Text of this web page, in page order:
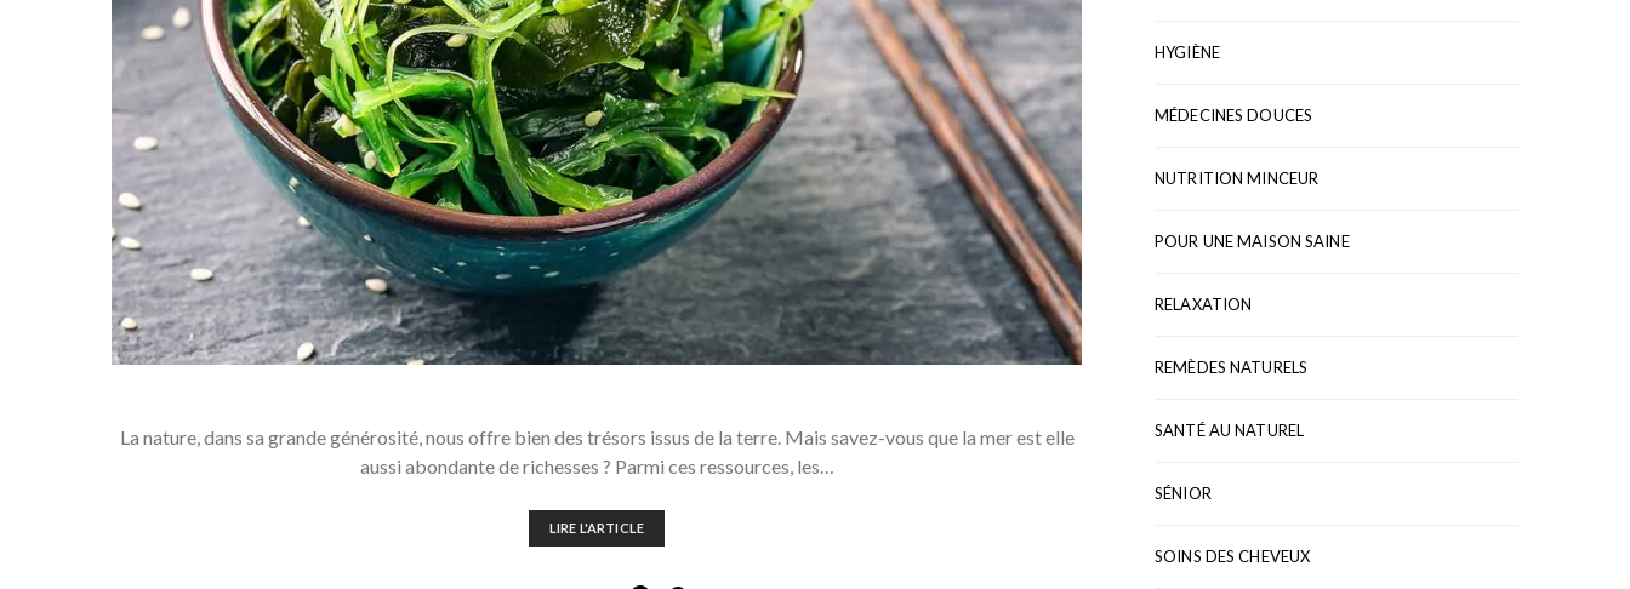
La nature, dans sa grande générosité, nous offre bien des trésors issus de la terre. Mais savez-vous que la mer est elle
aussi abondante de richesses ? Parmi ces ressources, les…
LIRE L'ARTICLE
HYGIÈNE
MÉDECINES DOUCES
NUTRITION MINCEUR
POUR UNE MAISON SAINE
RELAXATION
REMÈDES NATURELS
SANTÉ AU NATUREL
SÉNIOR
SOINS DES CHEVEUX